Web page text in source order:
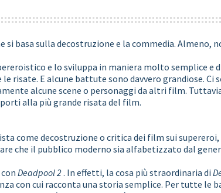
si basa sulla decostruzione e la commedia. Almeno,
e lo sviluppa in maniera molto semplice e
le risate. E alcune battute sono davvero grandiose.
alcune scene o personaggi da altri film.
alla più grande risata del film.
come decostruzione o critica dei film sui
che il pubblico moderno sia alfabetizzato dal
conDeadpool 2. In effetti, la cosa più straordinaria di
con cui racconta una storia semplice. Per tutte